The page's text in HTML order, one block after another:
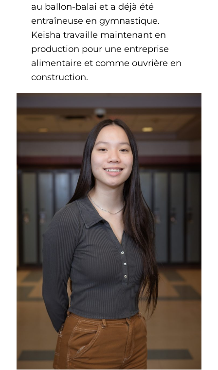
au ballon-balai et a déjà été
entraîneuse en gymnastique.
Keisha travaille maintenant en
production pour une entreprise
alimentaire et comme ouvrière en
construction.